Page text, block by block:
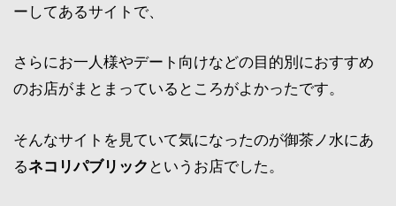
ーしてあるサイトで、
さらにお一人様やデート向けなどの目的別におすすめ
のお店がまとまっているところがよかったです。
そんなサイトを見ていて気になったのが御茶ノ水にあ
るネコリパブリック というお店でした。